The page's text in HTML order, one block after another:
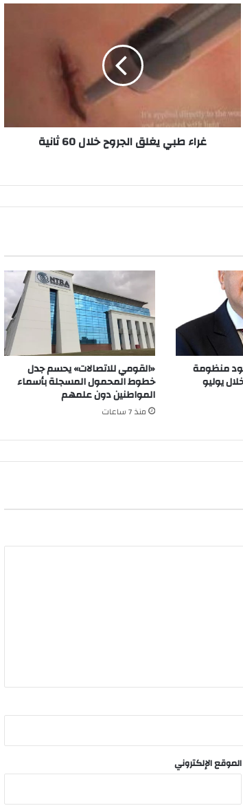
طبي
يغلق
غراء طبي يغلق الجروح خلال 60 ثانية
منظومة
يوليو
«القومي للاتصالات» يحسم جدل
خطوط المحمول المسجلة بأسماء
المواطنين دون علمهم
منذ 7 ساعات
الموقع الإلكتروني